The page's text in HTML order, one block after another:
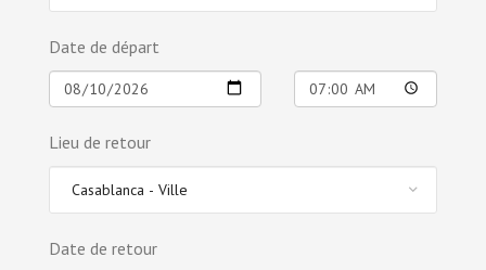
Date de départ
Lieu de retour
Date de retour